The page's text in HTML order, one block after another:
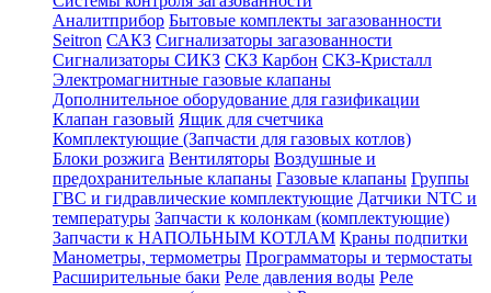
Аналитприбор Бытовые комплекты загазованности
Seitron САКЗ Сигнализаторы загазованности
Сигнализаторы СИКЗ СКЗ Карбон СКЗ-Кристалл
Электромагнитные газовые клапаны
Дополнительное оборудование для газификации
Клапан газовый Ящик для счетчика
Комплектующие (Запчасти для газовых котлов)
Блоки розжига Вентиляторы Воздушные и
предохранительные клапаны Газовые клапаны Группы
ГВС и гидравлические комплектующие Датчики NTC и
температуры Запчасти к колонкам (комплектующие)
Запчасти к НАПОЛЬНЫМ КОТЛАМ Краны подпитки
Манометры, термометры Программаторы и термостаты
Расширительные баки Реле давления воды Реле